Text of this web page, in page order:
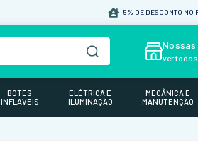
5% DE DESCONTO NO
Nossas
ver todas
BOTES
INFLÁVEIS
ELÉTRICA E
ILUMINAÇÃO
MECÂNICA E
MANUTENÇÃO